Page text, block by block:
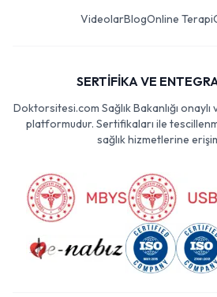
VideolarBlogOnline Terapi
SERTİFİKA VE
Doktorsitesi.com Sağlık Bakanlığı
platformudur. Sertifikaları ile
sağlık hizmetlerine